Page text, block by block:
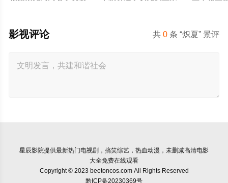
共0 条 “炽夏” 景评
影视评论
星辰影院提供最新热门电视剧，搞笑综艺，热血动漫，未删减高清电影
大全免费在线观看
Copyright © 2023 beetoncos.com All Rights Reserved
黔ICP备20230369号